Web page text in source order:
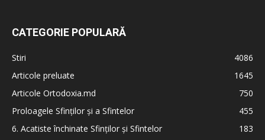
CATEGORIE POPULARĂ
Stiri
4086
Articole preluate
1645
Articole Ortodoxia.md
750
Proloagele Sfinților și a Sfintelor
455
6. Acatiste închinate Sfinților și Sfintelor
183